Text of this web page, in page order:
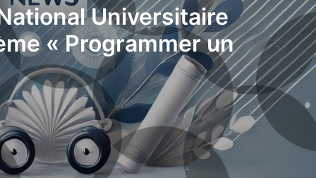
Universitaire
« Programmer un